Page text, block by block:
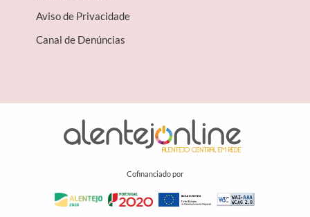
Aviso de Privacidade
Canal de Denúncias
Cofinanciado por